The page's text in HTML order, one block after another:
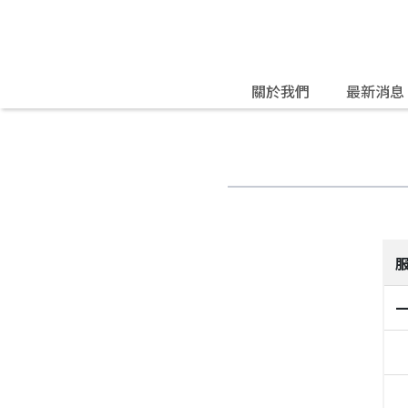
關於我們 最新消息